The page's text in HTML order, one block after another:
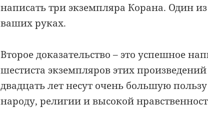
написать три экземпляра Корана. Один
ваших руках.
Второе доказательство – это успешное
шестиста экземпляров этих
двадцать лет несут очень большую
народу, религии и высокой